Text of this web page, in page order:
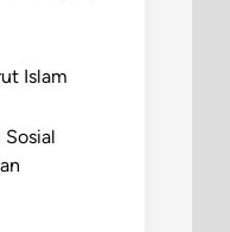
Islam
Sosial